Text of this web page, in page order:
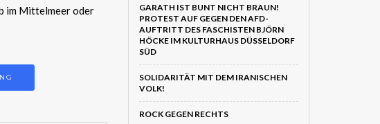
im Mittelmeer oder
GARATH IST BUNT NICHT BRAUN!
PROTEST AUF GEGEN DEN AFD-
AUFTRITT DES FASCHISTEN BJÖRN
HÖCKE IM KULTURHAUS DÜSSELDORF
SÜD
SOLIDARITÄT MIT DEM IRANISCHEN
VOLK!
ROCK GEGEN RECHTS